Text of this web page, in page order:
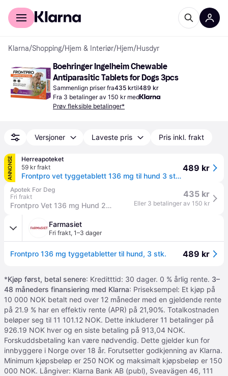
For kunder
Klarna/Shopping/Hjem & Interiør/Hjem/Husdyr
Boehringer Ingelheim Chewable
Antiparasitic Tablets for Dogs 3pcs
Sammenlign priser fra435 krtil489 kr
Fra 3 betalinger av 150 kr med
Prøv fleksible betalinger*
Versjoner Laveste pris Pris inkl. frakt
ANNONSE
Herreapoteket
59 kr frakt
Frontpro vet tyggetablett 136 mg til hund 3 stk (blister)
489 kr
Apotek For Deg
Fri frakt
Frontpro Vet 136 mg Hund 25-50 kg Tyggetabletter 3 stk
435 kr
Eller 3 betalinger av 150 kr
Farmasiet
Fri frakt, 1–3 dager
Frontpro 136 mg tyggetabletter til hund, 3 stk. 489 kr
*Kjøp først, betal senere: Kreditttid: 30 dager. 0 % årlig rente. 3–
48 måneders finansiering med Klarna: Priseksempel: Et kjøp på
10 000 NOK betalt ned over 12 måneder med en gjeldende rente
på 21.9 % har en effektiv rente (APR) på 21,90%. Totalkostnaden
beløper seg til 11 101.12 NOK. Dette inkluderer 11 betalinger på
926.19 NOK hver og en siste betaling på 913,04 NOK.
Forskuddsbetaling kan være nødvendig. Dette gjelder kun for
innbyggere i Norge over 18 år. Forutsetter godkjenning av Klarna.
Minimum kjøpsbeløp er 250 NOK og maksimalt kjøpsbeløp er 150
000 NOK. Långiver: Klarna Bank AB (publ), Sveavägen 46, 111